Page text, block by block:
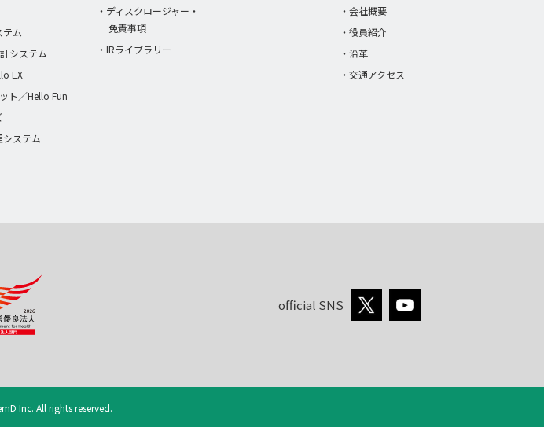
テム
システム
EX
ト／Hello Fun
システム
・ディスクロージャー・
免責事項
・IRライブラリー
・会社概要
・役員紹介
・沿革
・交通アクセス
official SNS
Inc. All rights reserved.